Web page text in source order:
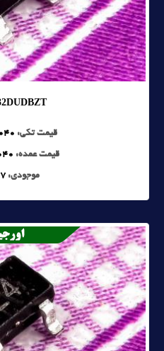
قیمت تکی:
قیمت عمده:
موجودی: